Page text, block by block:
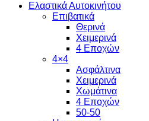
Ελαστικά Αυτοκινήτου
Επιβατικά
Θερινά
Χειμερινά
4 Εποχών
4×4
Ασφάλτινα
Χειμερινά
Χωμάτινα
4 Εποχών
50-50